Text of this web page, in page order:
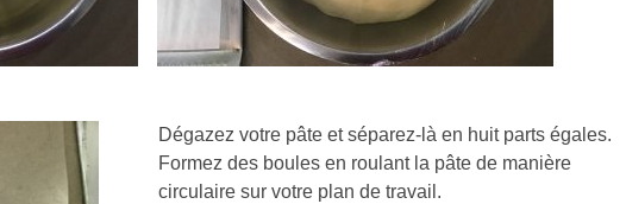
Dégazez votre pâte et séparez-là en huit parts égales.
Formez des boules en roulant la pâte de manière
circulaire sur votre plan de travail.